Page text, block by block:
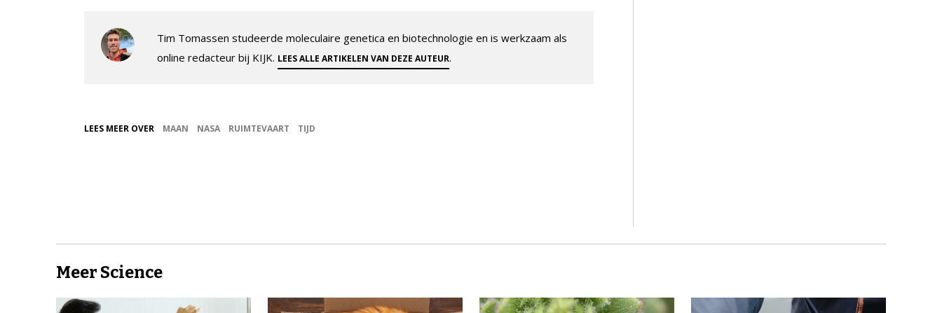
Tim Tomassen studeerde moleculaire genetica en biotechnologie en is werkzaam als
online redacteur bij KIJK. LEES ALLE ARTIKELEN VAN DEZE AUTEUR.
LEES MEER OVER MAAN NASA RUIMTEVAART TIJD
Meer Science